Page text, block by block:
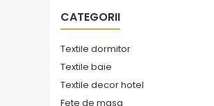
CATEGORII
Textile dormitor
Textile baie
Textile decor hotel
Fete de masa